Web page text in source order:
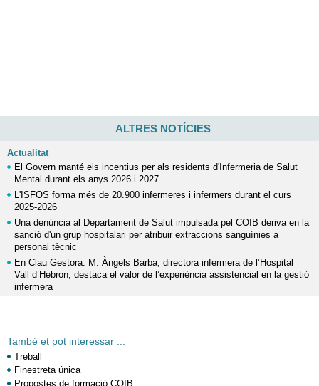
ALTRES NOTÍCIES
Actualitat
El Govern manté els incentius per als residents d'Infermeria de Salut
Mental durant els anys 2026 i 2027
L'ISFOS forma més de 20.900 infermeres i infermers durant el curs
2025-2026
Una denúncia al Departament de Salut impulsada pel COIB deriva en la
sanció d'un grup hospitalari per atribuir extraccions sanguínies a
personal tècnic
En Clau Gestora: M. Àngels Barba, directora infermera de l’Hospital
Vall d’Hebron, destaca el valor de l’experiència assistencial en la gestió
infermera
També et pot interessar ...
Treball
Finestreta única
Propostes de formació COIB